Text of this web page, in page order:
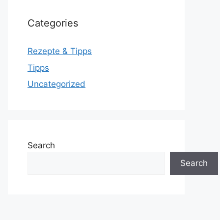
Categories
Rezepte & Tipps
Tipps
Uncategorized
Search
Search